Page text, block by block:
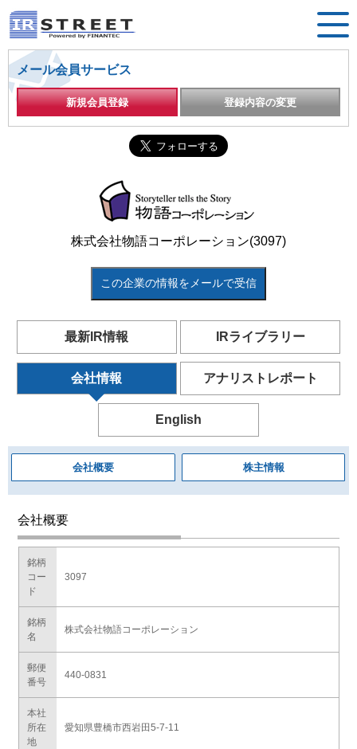
メール会員サービス
新規会員登録 登録内容の変更
株式会社物語コーポレーション(3097)
この企業の情報をメールで受信
最新IR情報 IRライブラリー
会社情報 アナリストレポート
English
会社概要 株主情報
会社概要
銘柄
コー
ド
3097
銘柄
名
株式会社物語コーポレーション
郵便
番号
440-0831
本社
所在
地
愛知県豊橋市西岩田5-7-11